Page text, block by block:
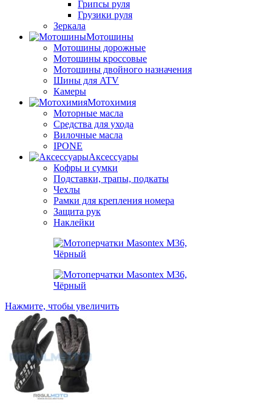
Грипсы руля
Грузики руля
Зеркала
Мотошины
Мотошины дорожные
Мотошины кроссовые
Мотошины двойного назначения
Шины для ATV
Камеры
Мотохимия
Моторные масла
Средства для ухода
Вилочные масла
IPONE
Аксессуары
Кофры и сумки
Подставки, трапы, подкаты
Чехлы
Рамки для крепления номера
Защита рук
Наклейки
Нажмите, чтобы увеличить